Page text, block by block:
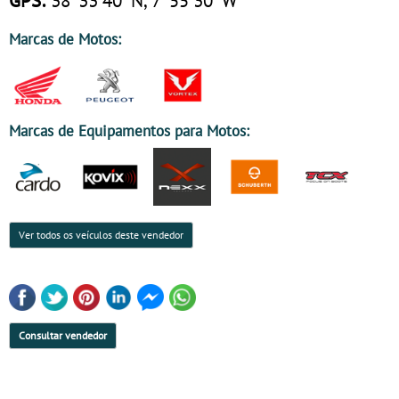
Marcas de Motos:
Marcas de Equipamentos para Motos:
Ver todos os veículos deste vendedor
Consultar vendedor